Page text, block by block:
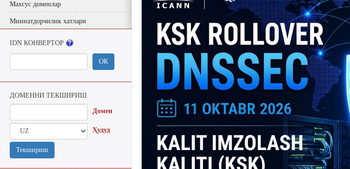
Махсус доменлар
Миннатдорчилик хатлари
IDN КОНВЕРТОР
ОК
ДОМЕННИ ТЕКШИРИШ
Домен
Ҳудуд
Текшириш